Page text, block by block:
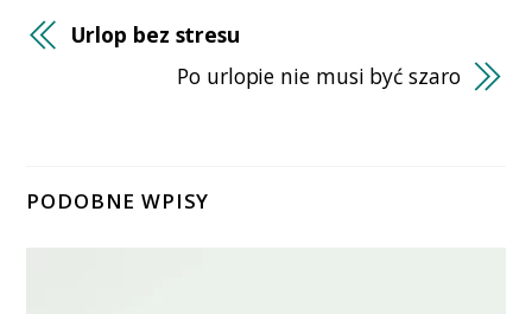
Urlop bez stresu
Po urlopie nie musi być szaro